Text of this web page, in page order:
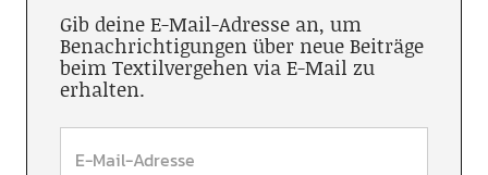
Gib deine E-Mail-Adresse an, um
Benachrichtigungen über neue Beiträge
beim Textilvergehen via E-Mail zu
erhalten.